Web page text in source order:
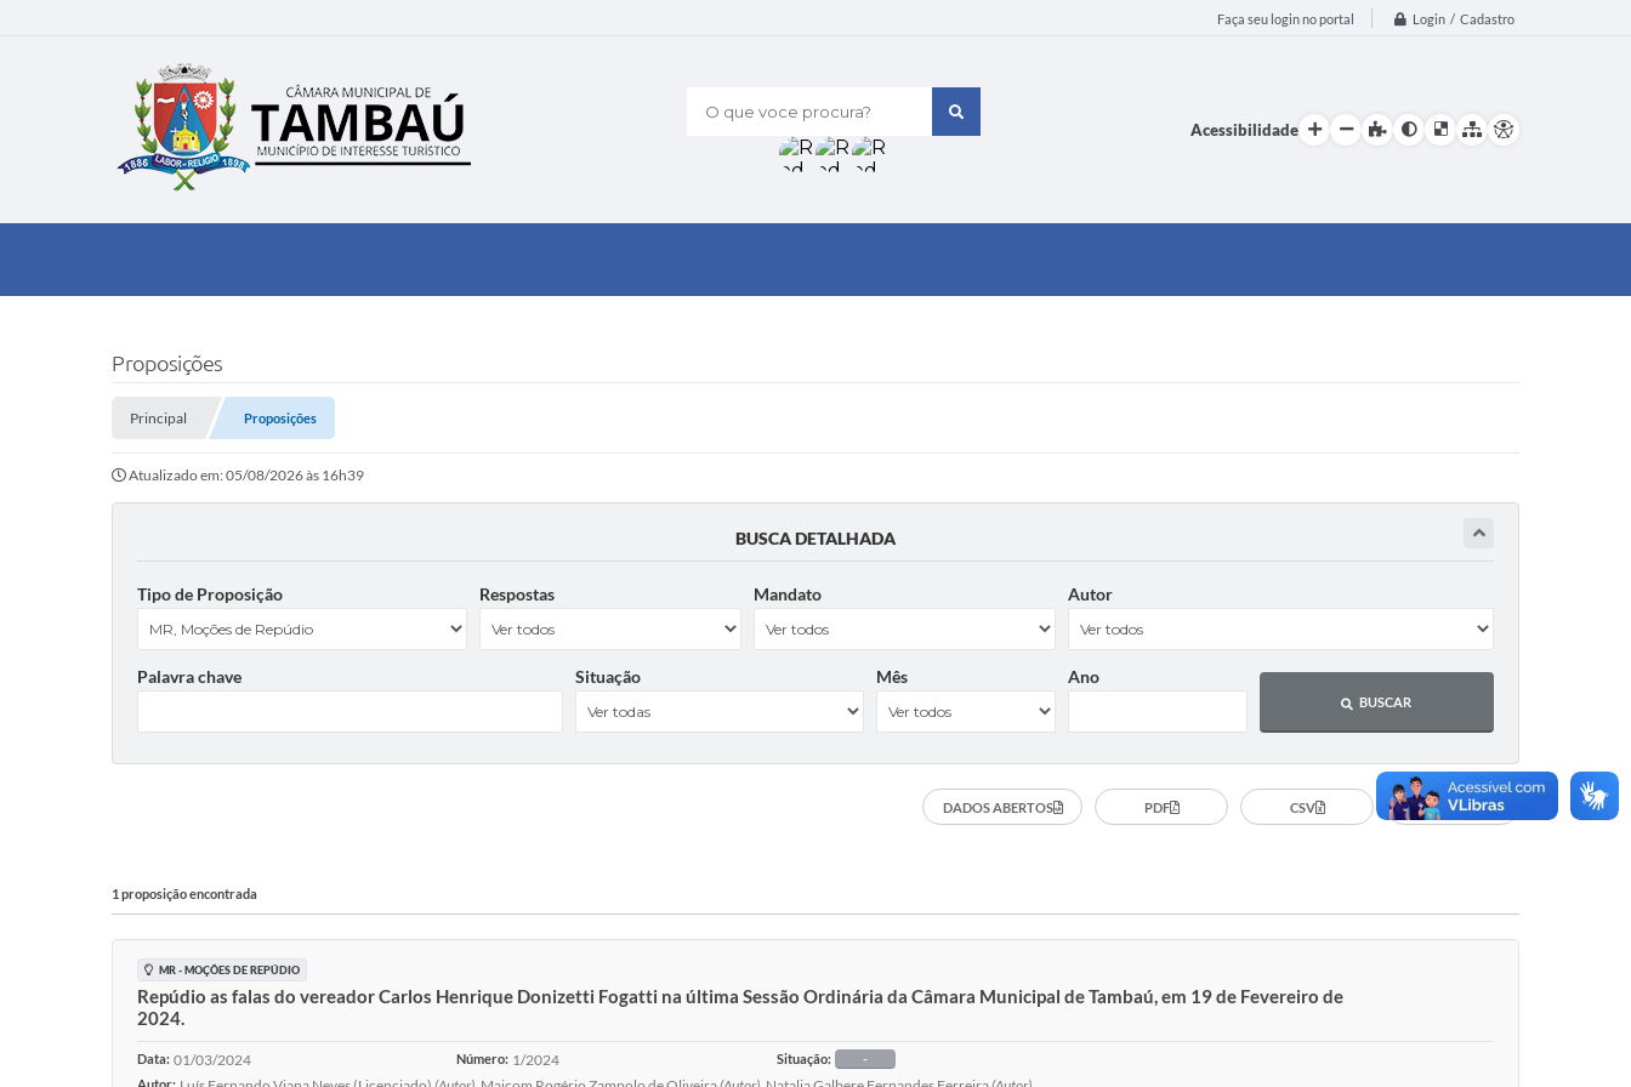
Faça seu login no portal Login / Cadastro
O que voce procura?
Acessibilidade
Proposições
Principal Proposições
Atualizado em: 05/08/2026 às 16h39
BUSCA DETALHADA
Tipo de Proposição Respostas Mandato Autor
Palavra chave Situação Mês Ano
BUSCAR
DADOS ABERTOS PDF CSV Imprimir
1 proposição encontrada
MR - MOÇÕES DE REPÚDIO
Repúdio as falas do vereador Carlos Henrique Donizetti Fogatti na última Sessão Ordinária da Câmara Municipal de Tambaú, em 19 de Fevereiro de
2024.
Data: 01/03/2024 Número: 1/2024 Situação:
-